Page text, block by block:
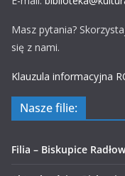
Masz pytania?
się z nami.
Klauzula informacyjna
Nasze filie:
Filia – Biskupice